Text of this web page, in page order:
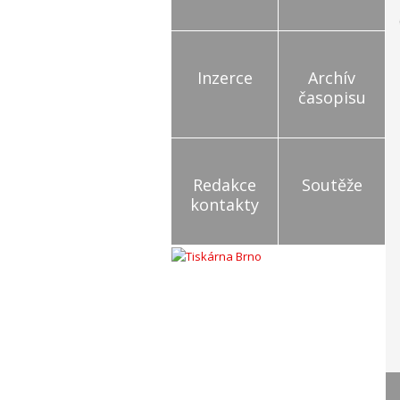
Inzerce
Archív
časopisu
Redakce
kontakty
Soutěže